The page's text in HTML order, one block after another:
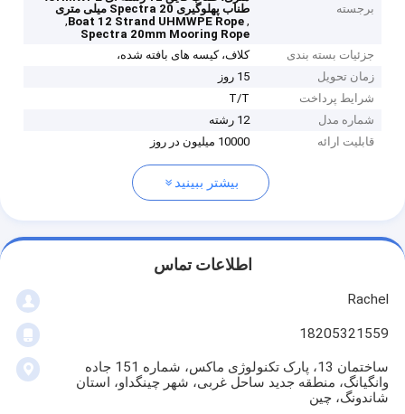
برجسته
طناب پهلوگیری Spectra 20 میلی متری
,
Boat 12 Strand UHMWPE Rope
,
Spectra 20mm Mooring Rope
جزئیات بسته بندی
کلاف، کیسه های بافته شده،
زمان تحویل
15 روز
شرایط پرداخت
T/T
شماره مدل
12 رشته
قابلیت ارائه
10000 میلیون در روز
بیشتر ببینید
اطلاعات تماس
Rachel
18205321559
ساختمان 13، پارک تکنولوژی ماکس، شماره 151 جاده
وانگیانگ، منطقه جدید ساحل غربی، شهر چینگداو، استان
شاندونگ، چین